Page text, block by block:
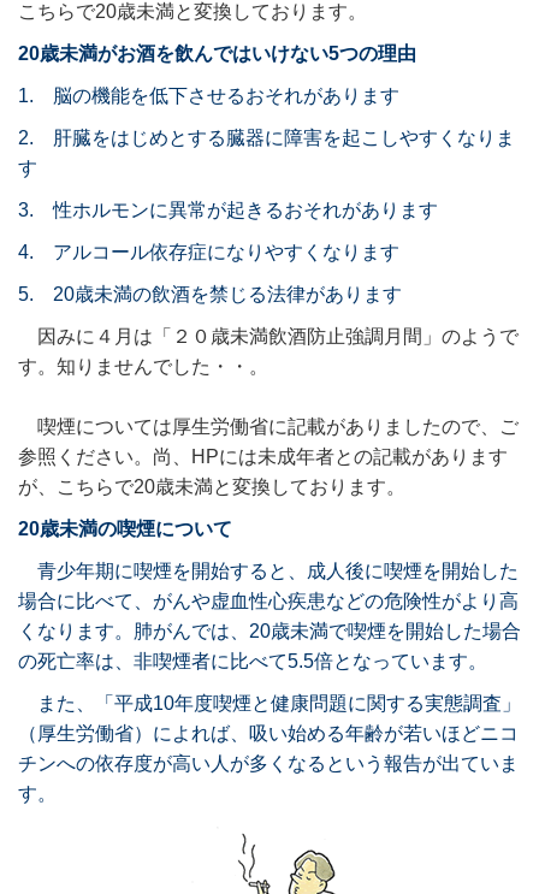
こちらで20歳未満と変換しております。
20歳未満がお酒を飲んではいけない5つの理由
1. 脳の機能を低下させるおそれがあります
2. 肝臓をはじめとする臓器に障害を起こしやすくなりま
す
3. 性ホルモンに異常が起きるおそれがあります
4. アルコール依存症になりやすくなります
5. 20歳未満の飲酒を禁じる法律があります
因みに４月は「２０歳未満飲酒防止強調月間」のようで
す。知りませんでした・・。
喫煙については厚生労働省に記載がありましたので、ご
参照ください。尚、HPには未成年者との記載があります
が、こちらで20歳未満と変換しております。
20歳未満の喫煙について
青少年期に喫煙を開始すると、成人後に喫煙を開始した
場合に比べて、がんや虚血性心疾患などの危険性がより高
くなります。肺がんでは、20歳未満で喫煙を開始した場合
の死亡率は、非喫煙者に比べて5.5倍となっています。
また、「平成10年度喫煙と健康問題に関する実態調査」
（厚生労働省）によれば、吸い始める年齢が若いほどニコ
チンへの依存度が高い人が多くなるという報告が出ていま
す。